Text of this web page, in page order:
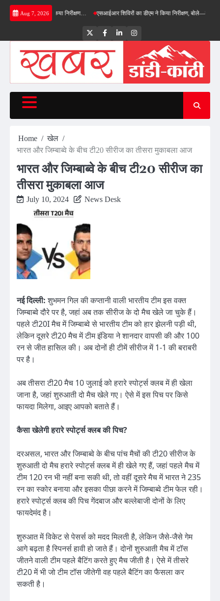
Skip
Aug 7, 2026
का डीएम ने किया निरीक्षण… एसआईआर शिविरों का डीएम ने किया निरीक्षण, बोले—कोई पात्र
TwitterFacebookLinkedInInstagram
Home
खेल
भारत और जिम्‍बाब्‍वे के बीच टी20 सीरीज का तीसरा मुकाबला आज
भारत और जिम्‍बाब्‍वे के बीच टी20 सीरीज का
तीसरा मुकाबला आज
July 10, 2024 News Desk
नई दिल्ली:शुभमन गिल की कप्तानी वाली भारतीय टीम इस वक्त
जिम्बाब्वे दौरे पर है, जहां अब तक सीरीज के दो मैच खेले जा चुके हैं।
पहले टी20I मैच में जिम्बाब्वे से भारतीय टीम को हार झेलनी पड़ी थी,
लेकिन दूसरे टी20 मैच में टीम इंडिया ने शानदार वापसी की और 100
रन से जीत हासिल की। अब दोनों ही टीमें सीरीज में 1-1 की बराबरी
पर है।
अब तीसरा टी20 मैच 10 जुलाई को हरारे स्पोर्ट्स क्लब में ही खेला
जाना है, जहां शुरुआती दो मैच खेले गए। ऐसे में इस पिच पर किसे
फायदा मिलेगा, आइए आपको बताते हैं।
कैसा खेलेगी हरारे स्पोर्ट्स क्लब की पिच?
दरअसल, भारत और जिम्बाब्वे के बीच पांच मैचों की टी20 सीरीज के
शुरुआती दो मैच हरारे स्पोर्ट्स क्लब में ही खेले गए हैं, जहां पहले मैच में
टीम 120 रन भी नहीं बना सकी थी, तो वहीं दूसरे मैच में भारत ने 235
रन का स्कोर बनाया और इसका पीछा करने में जिम्बाब्वे टीम फेल रही।
हरारे स्पोर्ट्स क्लब की पिच गेंदबाज और बल्लेबाजी दोनों के लिए
फायदेमंद है।
शुरुआत में विकेट से पेसर्स को मदद मिलती है, लेकिन जैसे-जैसे गेम
आगे बढ़ता है स्पिनर्स हावी हो जाते हैं। दोनों शुरुआती मैच में टॉस
जीतने वाली टीम पहले बैटिंग करते हुए मैच जीती है। ऐसे में तीसरे
टी20 में भी जो टीम टॉस जीतेगी वह पहले बैटिंग का फैसला कर
सकती है।